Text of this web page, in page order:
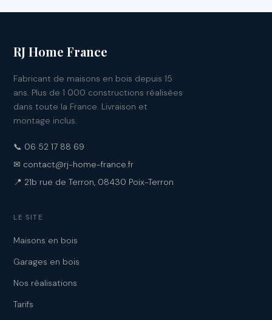
RJ Home France
Fabricant de maisons en bois depuis 15
ans. Plus de 1 000 constructions réalisées
dans toute la France. Livraison et
montage inclus.
📞 06 52 17 88 69
✉ contact@rj-home-france.fr
📍 21b rue de Terron, 08430 Poix-Terron
LE SITE
Maisons en bois
Garages en bois
Nos réalisations
Tarifs